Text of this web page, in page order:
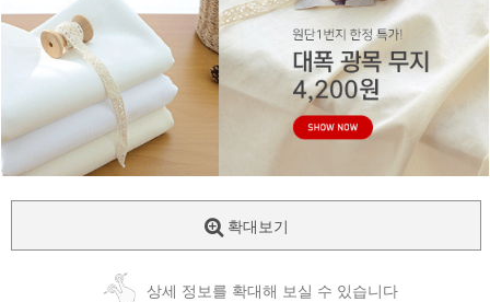
확대보기
상세 정보를 확대해 보실 수 있습니다